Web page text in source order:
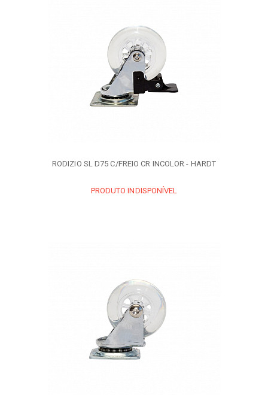
RODIZIO SL D75 C/FREIO CR INCOLOR - HARDT
PRODUTO INDISPONÍVEL